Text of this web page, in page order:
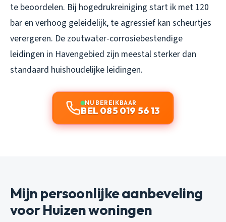
te beoordelen. Bij hogedrukreiniging start ik met 120
bar en verhoog geleidelijk, te agressief kan scheurtjes
verergeren. De zoutwater-corrosiebestendige
leidingen in Havengebied zijn meestal sterker dan
standaard huishoudelijke leidingen.
NU BEREIKBAAR
BEL 085 019 56 13
Mijn persoonlijke aanbeveling
voor Huizen woningen